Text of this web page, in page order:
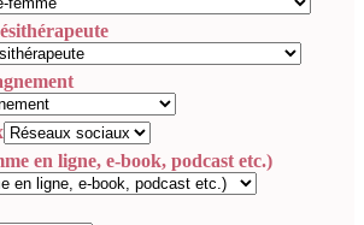
en ligne, e-book, podcast etc.)